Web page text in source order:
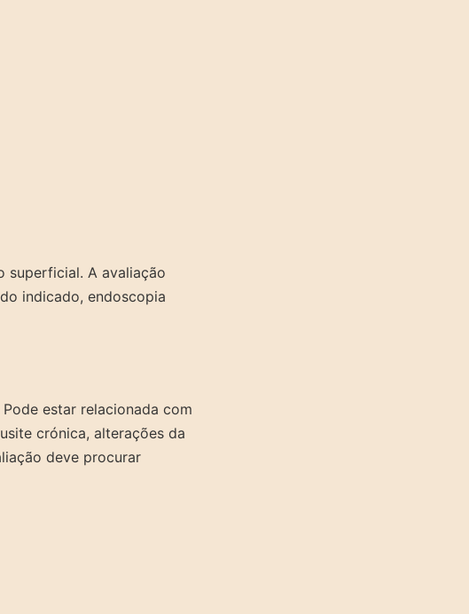
superficial. A avaliação
indicado, endoscopia
estar relacionada com
crónica, alterações da
deve procurar